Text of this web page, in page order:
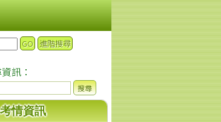
GO 進階搜尋
訊：
搜尋
情資訊